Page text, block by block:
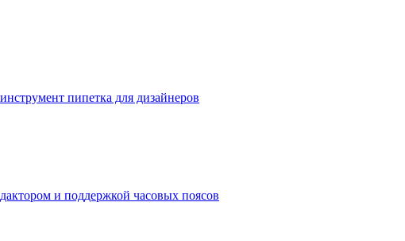
пипетка для дизайнеров
и поддержкой часовых поясов